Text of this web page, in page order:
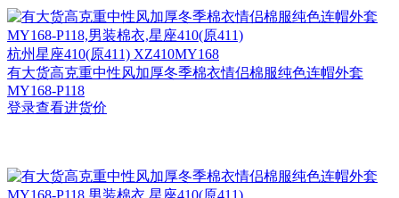
杭州星座410(原411) XZ410MY168
有大货高克重中性风加厚冬季棉衣情侣棉服纯色连帽外套
MY168-P118
登录查看进货价